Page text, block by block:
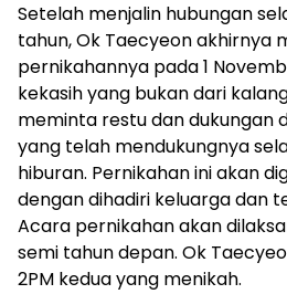
Setelah menjalin hubungan
tahun, Ok Taecyeon akhirnya
pernikahannya pada 1
kekasih yang bukan dari
meminta restu dan dukungan
yang telah mendukungnya
hiburan. Pernikahan ini akan
dengan dihadiri keluarga dan
Acara pernikahan akan
semi tahun depan. Ok
2PM kedua yang menikah.